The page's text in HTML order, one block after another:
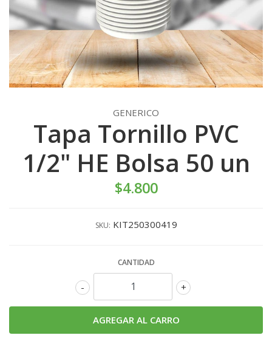
GENERICO
Tapa Tornillo PVC
1/2" HE Bolsa 50 un
$4.800
SKU: KIT250300419
CANTIDAD
+
-